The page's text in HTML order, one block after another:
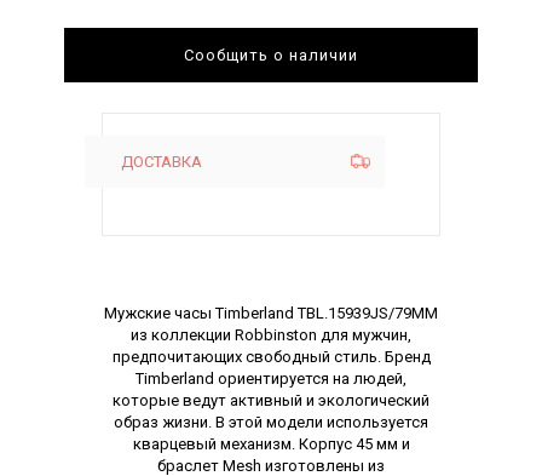
Сообщить о наличии
ДОСТАВКА
Описание
Мужские часы Timberland TBL.15939JS/79MM
из коллекции Robbinston для мужчин,
предпочитающих свободный стиль. Бренд
Timberland ориентируется на людей,
которые ведут активный и экологический
образ жизни. В этой модели используется
кварцевый механизм. Корпус 45 мм и
браслет Mesh изготовлены из